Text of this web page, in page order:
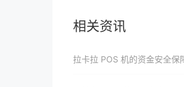
相关资讯
拉卡拉 POS 机的资金安全保